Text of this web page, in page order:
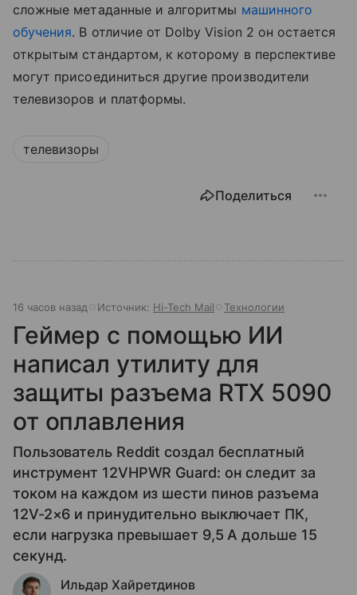
сложные метаданные и алгоритмы машинного
обучения. В отличие от Dolby Vision 2 он остается
открытым стандартом, к которому в перспективе
могут присоединиться другие производители
телевизоров и платформы.
телевизоры
Поделиться
16 часов назад Источник: Hi-Tech Mail Технологии
Геймер с помощью ИИ
написал утилиту для
защиты разъема RTX 5090
от оплавления
Пользователь Reddit создал бесплатный
инструмент 12VHPWR Guard: он следит за
током на каждом из шести пинов разъема
12V-2×6 и принудительно выключает ПК,
если нагрузка превышает 9,5 А дольше 15
секунд.
Ильдар Хайретдинов